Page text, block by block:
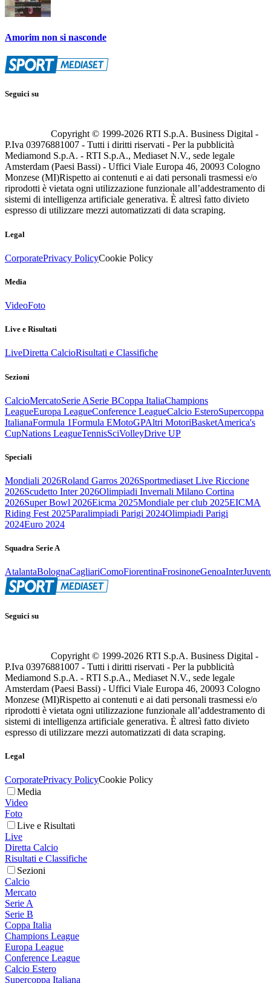
Amorim non si nasconde
Seguici su
Copyright © 1999-2026 RTI S.p.A. Business Digital -
P.Iva 03976881007 - Tutti i diritti riservati - Per la pubblicità
Mediamond S.p.A. - RTI S.p.A., Mediaset N.V., sede legale
Amsterdam (Paesi Bassi) - Uffici Viale Europa 46, 20093 Cologno
Monzese (MI)Rispetto ai contenuti e ai dati personali trasmessi e/o
riprodotti è vietata ogni utilizzazione funzionale all’addestramento di
sistemi di intelligenza artificiale generativa. È altresì fatto divieto
espresso di utilizzare mezzi automatizzati di data scraping.
Legal
CorporatePrivacy PolicyCookie Policy
Media
VideoFoto
Live e Risultati
LiveDiretta CalcioRisultati e Classifiche
Sezioni
CalcioMercatoSerie ASerie BCoppa ItaliaChampions
LeagueEuropa LeagueConference LeagueCalcio EsteroSupercoppa
ItalianaFormula 1Formula EMotoGPAltri MotoriBasketAmerica's
CupNations LeagueTennisSciVolleyDrive UP
Speciali
Mondiali 2026Roland Garros 2026Sportmediaset Live Riccione
2026Scudetto Inter 2026Olimpiadi Invernali Milano Cortina
2026Super Bowl 2026Eicma 2025Mondiale per club 2025EICMA
Riding Fest 2025Paralimpiadi Parigi 2024Olimpiadi Parigi
2024Euro 2024
Squadra Serie A
AtalantaBolognaCagliariComoFiorentinaFrosinoneGenoaInter
Seguici su
Copyright © 1999-2026 RTI S.p.A. Business Digital -
P.Iva 03976881007 - Tutti i diritti riservati - Per la pubblicità
Mediamond S.p.A. - RTI S.p.A., Mediaset N.V., sede legale
Amsterdam (Paesi Bassi) - Uffici Viale Europa 46, 20093 Cologno
Monzese (MI)Rispetto ai contenuti e ai dati personali trasmessi e/o
riprodotti è vietata ogni utilizzazione funzionale all’addestramento di
sistemi di intelligenza artificiale generativa. È altresì fatto divieto
espresso di utilizzare mezzi automatizzati di data scraping.
Legal
CorporatePrivacy PolicyCookie Policy
Media
Video
Foto
Live e Risultati
Live
Diretta Calcio
Risultati e Classifiche
Sezioni
Calcio
Mercato
Serie A
Serie B
Coppa Italia
Champions League
Europa League
Conference League
Calcio Estero
Supercoppa Italiana